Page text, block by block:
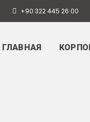
+90 322 445 26 00
ГЛАВНАЯ